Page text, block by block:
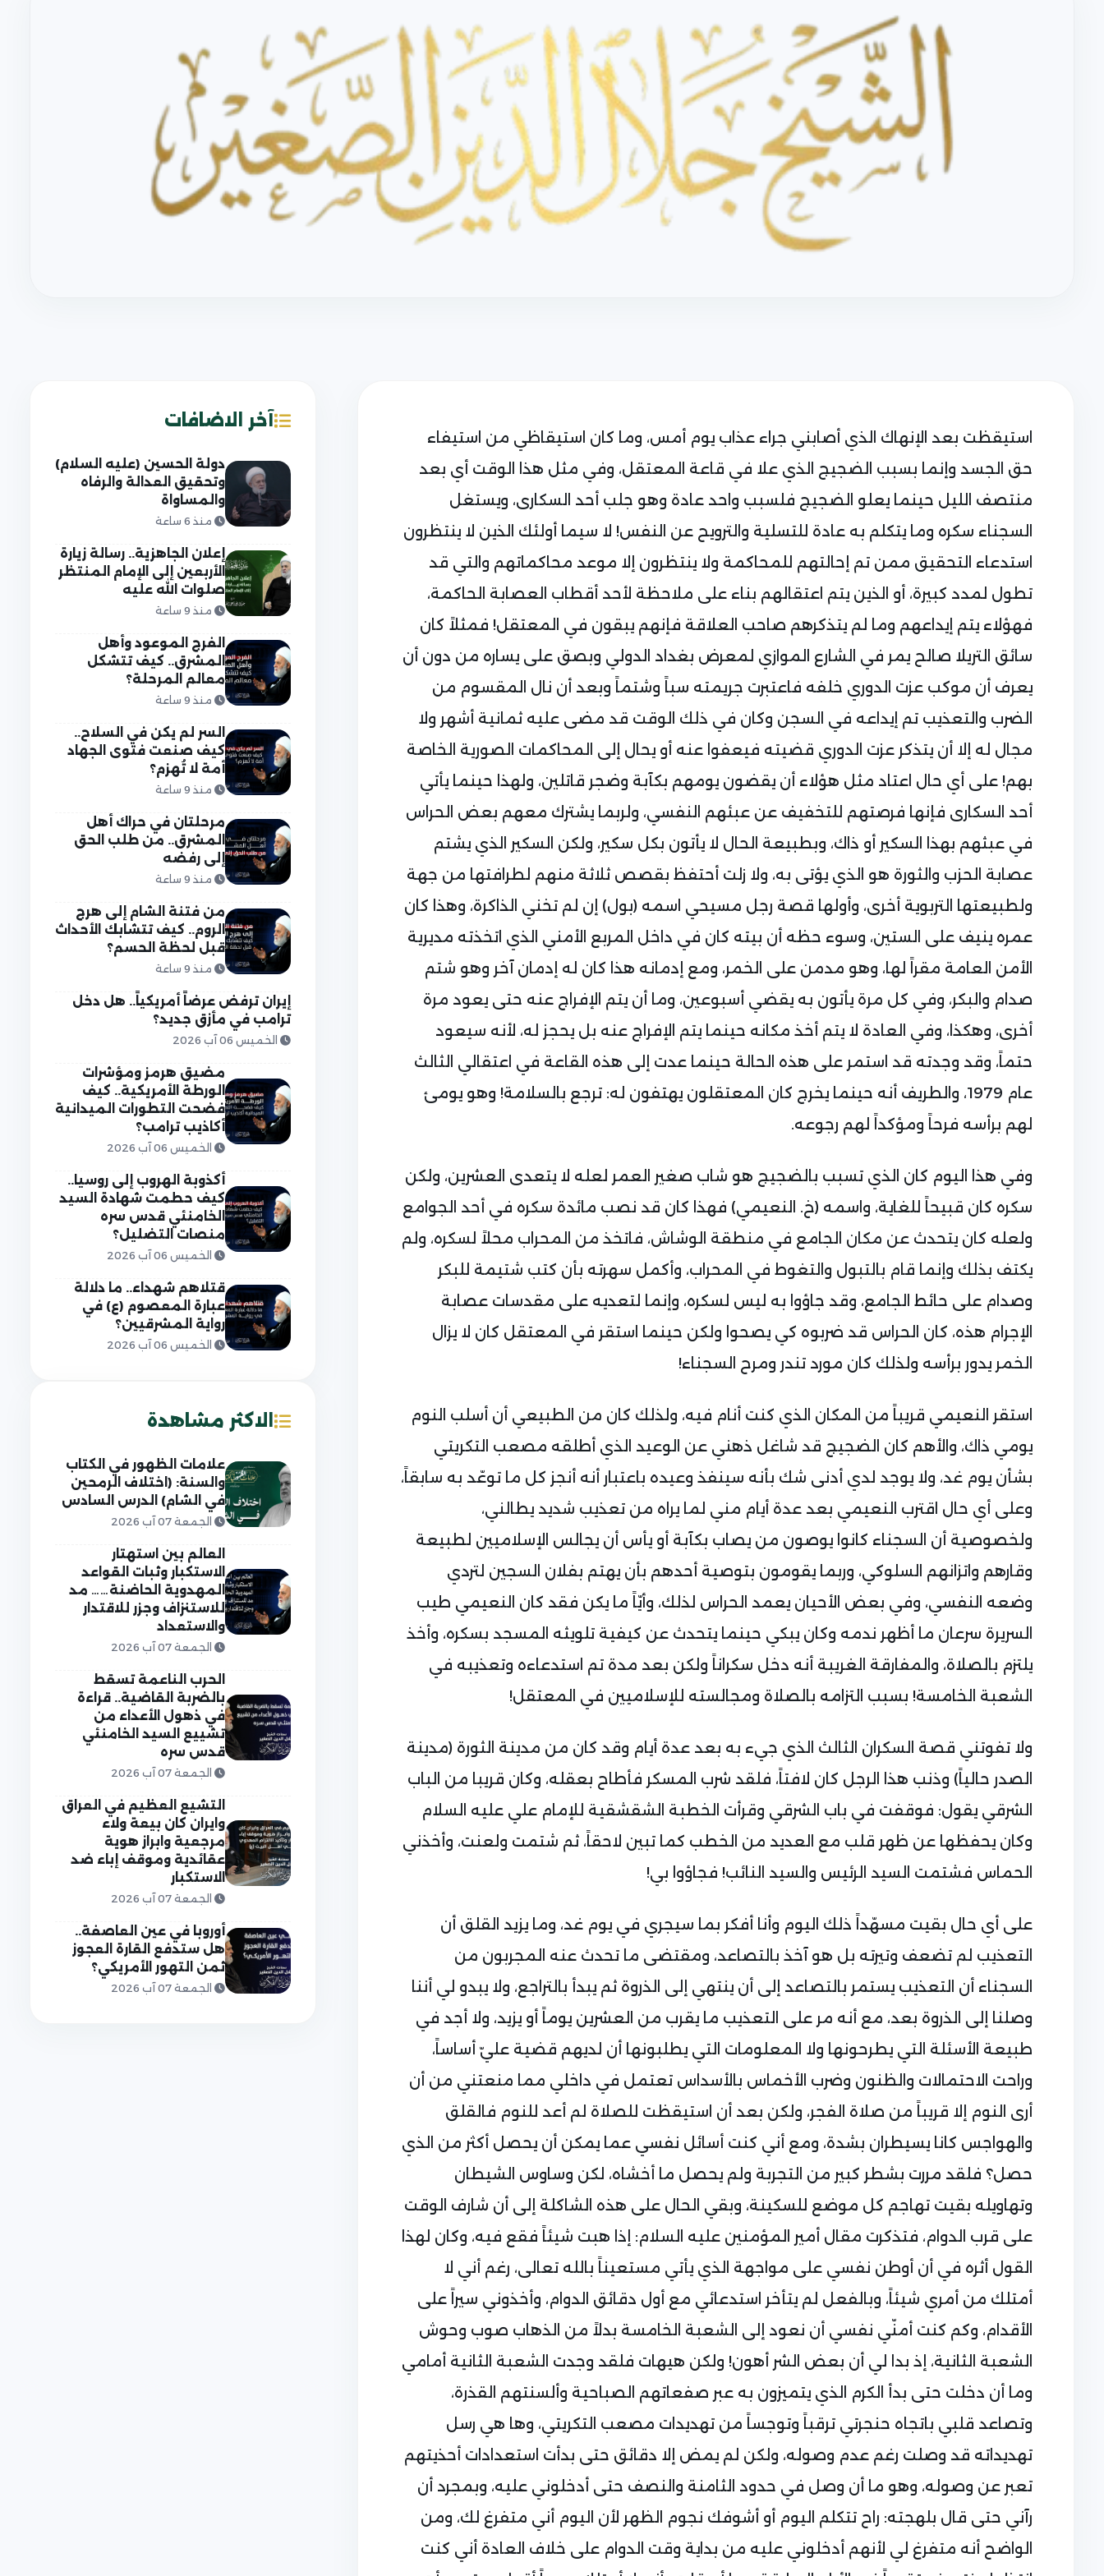
استيقظت بعد الإنهاك الذي أصابني جراء عذاب يوم أمس، وما كان استيقاظي من استيفاء
حق الجسد وإنما بسبب الضجيج الذي علا في قاعة المعتقل، وفي مثل هذا الوقت أي بعد
منتصف الليل حينما يعلو الضجيج فلسبب واحد عادة وهو جلب أحد السكارى، ويستغل
السجناء سكره وما يتكلم به عادة للتسلية والترويح عن النفس! لا سيما أولئك الذين لا ينتظرون
استدعاء التحقيق ممن تم إحالتهم للمحاكمة ولا ينتظرون إلا موعد محاكماتهم والتي قد
تطول لمدد كبيرة، أو الذين يتم اعتقالهم بناء على ملاحظة لأحد أقطاب العصابة الحاكمة،
فهؤلاء يتم إيداعهم وما لم يتذكرهم صاحب العلاقة فإنهم يبقون في المعتقل! فمثلاً كان
سائق التريلا صالح يمر في الشارع الموازي لمعرض بغداد الدولي وبصق على يساره من دون أن
يعرف أن موكب عزت الدوري خلفه فاعتبرت جريمته سباً وشتماً وبعد أن نال المقسوم من
الضرب والتعذيب تم إيداعه في السجن وكان في ذلك الوقت قد مضى عليه ثمانية أشهر ولا
مجال له إلا أن يتذكر عزت الدوري قضيته فيعفوا عنه أو يحال إلى المحاكمات الصورية الخاصة
بهم! على أي حال اعتاد مثل هؤلاء أن يقضون يومهم بكآبة وضجر قاتلين، ولهذا حينما يأتي
أحد السكارى فإنها فرصتهم للتخفيف عن عبئهم النفسي، ولربما يشترك معهم بعض الحراس
في عبثهم بهذا السكير أو ذاك، وبطبيعة الحال لا يأتون بكل سكير، ولكن السكير الذي يشتم
عصابة الحزب والثورة هو الذي يؤتى به، ولا زلت أحتفظ بقصص ثلاثة منهم لطرافتها من جهة
ولطبيعتها التربوية أخرى، وأولها قصة رجل مسيحي اسمه (بول) إن لم تخني الذاكرة، وهذا كان
عمره ينيف على الستين، وسوء حظه أن بيته كان في داخل المربع الأمني الذي اتخذته مديرية
الأمن العامة مقراً لها، وهو مدمن على الخمر، ومع إدمانه هذا كان له إدمان آخر وهو شتم
صدام والبكر، وفي كل مرة يأتون به يقضي أسبوعين، وما أن يتم الإفراج عنه حتى يعود مرة
أخرى، وهكذا، وفي العادة لا يتم أخذ مكانه حينما يتم الإفراج عنه بل يحجز له، لأنه سيعود
حتماً، وقد وجدته قد استمر على هذه الحالة حينما عدت إلى هذه القاعة في اعتقالي الثالث
عام 1979، والطريف أنه حينما يخرج كان المعتقلون يهتفون له: ترجع بالسلامة! وهو يومئ
لهم برأسه فرحاً ومؤكداً لهم رجوعه.
وفي هذا اليوم كان الذي تسبب بالضجيج هو شاب صغير العمر لعله لا يتعدى العشرين، ولكن
سكره كان قبيحاً للغاية، واسمه (خ. النعيمي) فهذا كان قد نصب مائدة سكره في أحد الجوامع
ولعله كان يتحدث عن مكان الجامع في منطقة الوشاش، فاتخذ من المحراب محلاً لسكره، ولم
يكتف بذلك وإنما قام بالتبول والتغوط في المحراب، وأكمل سهرته بأن كتب شتيمة للبكر
وصدام على حائط الجامع، وقد جاؤوا به ليس لسكره، وإنما لتعديه على مقدسات عصابة
الإجرام هذه، كان الحراس قد ضربوه كي يصحوا ولكن حينما استقر في المعتقل كان لا يزال
الخمر يدور برأسه ولذلك كان مورد تندر ومرح السجناء!
استقر النعيمي قريباً من المكان الذي كنت أنام فيه، ولذلك كان من الطبيعي أن أسلب النوم
يومي ذاك، والأهم كان الضجيج قد شاغل ذهني عن الوعيد الذي أطلقه مصعب التكريتي
بشأن يوم غد، ولا يوجد لدي أدنى شك بأنه سينفذ وعيده باعتبار أنه أنجز كل ما توعّد به سابقاً،
وعلى أي حال اقترب النعيمي بعد عدة أيام مني لما يراه من تعذيب شديد يطالني،
ولخصوصية أن السجناء كانوا يوصون من يصاب بكآبة أو يأس أن يجالس الإسلاميين لطبيعة
وقارهم واتزانهم السلوكي، وربما يقومون بتوصية أحدهم بأن يهتم بفلان السجين لتردي
وضعه النفسي، وفي بعض الأحيان يعمد الحراس لذلك، وأيّاً ما يكن فقد كان النعيمي طيب
السريرة سرعان ما أظهر ندمه وكان يبكي حينما يتحدث عن كيفية تلويثه المسجد بسكره، وأخذ
يلتزم بالصلاة، والمفارقة الغريبة أنه دخل سكراناً ولكن بعد مدة تم استدعاءه وتعذيبه في
الشعبة الخامسة! بسبب التزامه بالصلاة ومجالسته للإسلاميين في المعتقل!
ولا تفوتني قصة السكران الثالث الذي جيء به بعد عدة أيام وقد كان من مدينة الثورة (مدينة
الصدر حالياً) وذنب هذا الرجل كان لافتاً، فلقد شرب المسكر فأطاح بعقله، وكان قريبا من الباب
الشرقي يقول: فوقفت في باب الشرقي وقرأت الخطبة الشقشقية للإمام علي عليه السلام
وكان يحفظها عن ظهر قلب مع العديد من الخطب كما تبين لاحقاً، ثم شتمت ولعنت، وأخذني
الحماس فشتمت السيد الرئيس والسيد النائب! فجاؤوا بي!
على أي حال بقيت مسهّداً ذلك اليوم وأنا أفكر بما سيجري في يوم غد، وما يزيد القلق أن
التعذيب لم تضعف وتيرته بل هو آخذ بالتصاعد، ومقتضى ما تحدث عنه المجربون من
السجناء أن التعذيب يستمر بالتصاعد إلى أن ينتهي إلى الذروة ثم يبدأ بالتراجع، ولا يبدو لي أننا
وصلنا إلى الذروة بعد، مع أنه مر على التعذيب ما يقرب من العشرين يوماً أو يزيد، ولا أجد في
طبيعة الأسئلة التي يطرحونها ولا المعلومات التي يطلبونها أن لديهم قضية عليّ أساساً،
وراحت الاحتمالات والظنون وضرب الأخماس بالأسداس تعتمل في داخلي مما منعتني من أن
أرى النوم إلا قريباً من صلاة الفجر، ولكن بعد أن استيقظت للصلاة لم أعد للنوم فالقلق
والهواجس كانا يسيطران بشدة، ومع أني كنت أسائل نفسي عما يمكن أن يحصل أكثر من الذي
حصل؟ فلقد مررت بشطر كبير من التجربة ولم يحصل ما أخشاه، لكن وساوس الشيطان
وتهاويله بقيت تهاجم كل موضع للسكينة، وبقي الحال على هذه الشاكلة إلى أن شارف الوقت
على قرب الدوام، فتذكرت مقال أمير المؤمنين عليه السلام: إذا هبت شيئاً فقع فيه، وكان لهذا
القول أثره في أن أوطن نفسي على مواجهة الذي يأتي مستعيناً بالله تعالى، رغم أني لا
أمتلك من أمري شيئاً، وبالفعل لم يتأخر استدعائي مع أول دقائق الدوام، وأخذوني سيراً على
الأقدام، وكم كنت أمنّي نفسي أن نعود إلى الشعبة الخامسة بدلاً من الذهاب صوب وحوش
الشعبة الثانية، إذ بدا لي أن بعض الشر أهون! ولكن هيهات فلقد وجدت الشعبة الثانية أمامي
وما أن دخلت حتى بدأ الكرم الذي يتميزون به عبر صفعاتهم الصباحية وألسنتهم القذرة،
وتصاعد قلبي باتجاه حنجرتي ترقباً وتوجساً من تهديدات مصعب التكريتي، وها هي رسل
تهديداته قد وصلت رغم عدم وصوله، ولكن لم يمض إلا دقائق حتى بدأت استعدادات أحذيتهم
تعبر عن وصوله، وهو ما أن وصل في حدود الثامنة والنصف حتى أدخلوني عليه، وبمجرد أن
رآني حتى قال بلهجته: راح تتكلم اليوم أو أشوفك نجوم الظهر لأن اليوم أني متفرغ لك، ومن
الواضح أنه متفرغ لي لأنهم أدخلوني عليه من بداية وقت الدوام على خلاف العادة أني كنت
آخر الاضافات
دولة الحسين (عليه السلام)
وتحقيق العدالة والرفاه
والمساواة
منذ 6 ساعة
إعلان الجاهزية.. رسالة زيارة
الأربعين إلى الإمام المنتظر
صلوات الله عليه
منذ 9 ساعة
الفرج الموعود وأهل
المشرق.. كيف تتشكل
معالم المرحلة؟
منذ 9 ساعة
السر لم يكن في السلاح..
كيف صنعت فتوى الجهاد
أمة لا تُهزم؟
منذ 9 ساعة
مرحلتان في حراك أهل
المشرق.. من طلب الحق
إلى رفضه
منذ 9 ساعة
من فتنة الشام إلى هرج
الروم.. كيف تتشابك الأحداث
قبل لحظة الحسم؟
منذ 9 ساعة
إيران ترفض عرضاً أمريكياً.. هل دخل
ترامب في مأزق جديد؟
الخميس 06 آب 2026
مضيق هرمز ومؤشرات
الورطة الأمريكية.. كيف
فضحت التطورات الميدانية
أكاذيب ترامب؟
الخميس 06 آب 2026
أكذوبة الهروب إلى روسيا..
كيف حطمت شهادة السيد
الخامنئي قدس سره
منصات التضليل؟
الخميس 06 آب 2026
قتلاهم شهداء.. ما دلالة
عبارة المعصوم (ع) في
رواية المشرقيين؟
الخميس 06 آب 2026
الاكثر مشاهدة
علامات الظهور في الكتاب
والسنة: (اختلاف الرمحين
في الشام) الدرس السادس
الجمعة 07 آب 2026
العالم بين استهتار
الاستكبار وثبات القواعد
المهدوية الحاضنة…… مد
للاستنزاف وجزر للاقتدار
والاستعداد
الجمعة 07 آب 2026
الحرب الناعمة تسقط
بالضربة القاضية.. قراءة
في ذهول الأعداء من
تشييع السيد الخامنئي
قدس سره
الجمعة 07 آب 2026
التشيع العظيم في العراق
وايران كان بيعة ولاء
مرجعية وابراز هوية
عقائدية وموقف إباء ضد
الاستكبار
الجمعة 07 آب 2026
أوروبا في عين العاصفة..
هل ستدفع القارة العجوز
ثمن التهور الأمريكي؟
الجمعة 07 آب 2026